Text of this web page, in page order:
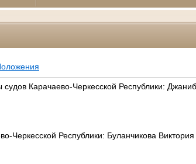
Карачаево-Черкесской Республики:
Черкесской Республики: Буланчикова